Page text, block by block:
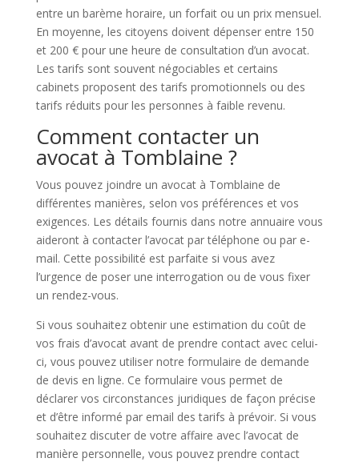
entre un barème horaire, un forfait ou un prix mensuel.
En moyenne, les citoyens doivent dépenser entre 150
et 200 € pour une heure de consultation d’un avocat.
Les tarifs sont souvent négociables et certains
cabinets proposent des tarifs promotionnels ou des
tarifs réduits pour les personnes à faible revenu.
Comment contacter un
avocat à Tomblaine ?
Vous pouvez joindre un avocat à Tomblaine de
différentes manières, selon vos préférences et vos
exigences. Les détails fournis dans notre annuaire vous
aideront à contacter l’avocat par téléphone ou par e-
mail. Cette possibilité est parfaite si vous avez
l’urgence de poser une interrogation ou de vous fixer
un rendez-vous.
Si vous souhaitez obtenir une estimation du coût de
vos frais d’avocat avant de prendre contact avec celui-
ci, vous pouvez utiliser notre formulaire de demande
de devis en ligne. Ce formulaire vous permet de
déclarer vos circonstances juridiques de façon précise
et d’être informé par email des tarifs à prévoir. Si vous
souhaitez discuter de votre affaire avec l’avocat de
manière personnelle, vous pouvez prendre contact